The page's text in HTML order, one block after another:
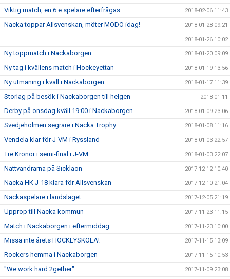
Viktig match, en 6:e spelare efterfrågas 2018-02-06 11:43
Nacka toppar Allsvenskan, möter MODO idag! 2018-01-28 09:21
2018-01-26 10:02
Ny toppmatch i Nackaborgen 2018-01-20 09:09
Ny tag i kvällens match i Hockeyettan 2018-01-19 13:56
Ny utmaning i kväll i Nackaborgen 2018-01-17 11:39
Storlag på besök i Nackaborgen till helgen 2018-01-11
Derby på onsdag kväll 19:00 i Nackaborgen 2018-01-09 23:06
Svedjeholmen segrare i Nacka Trophy 2018-01-08 11:16
Vendela klar för J-VM i Ryssland 2018-01-03 22:57
Tre Kronor i semi-final i J-VM 2018-01-03 22:07
Nattvandrarna på Sicklaön 2017-12-12 10:40
Nacka HK J-18 klara för Allsvenskan 2017-12-10 21:04
Nackaspelare i landslaget 2017-12-05 21:19
Upprop till Nacka kommun 2017-11-23 11:15
Match i Nackaborgen i eftermiddag 2017-11-23 10:00
Missa inte årets HOCKEYSKOLA! 2017-11-15 13:09
Rockers hemma i Nackaborgen 2017-11-15 10:53
"We work hard 2gether" 2017-11-09 23:08